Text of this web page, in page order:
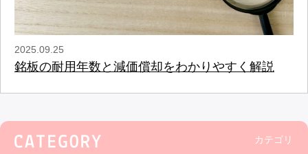
2025.09.25
銘板の耐用年数と減価償却をわかりやすく解説
カテゴリ